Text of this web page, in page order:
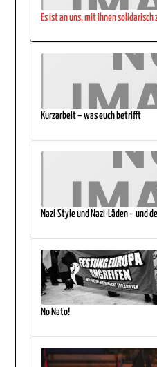
Es ist an uns, mit ihnen solidarisch
Kurzarbeit – was euch betrifft
Nazi-Style und Nazi-Läden – und
No Nato!